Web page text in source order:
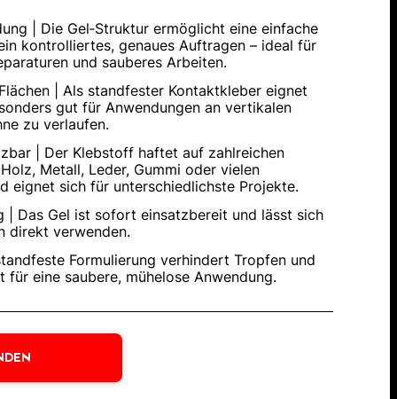
| Die Gel‑Struktur ermöglicht eine einfache
kontrolliertes, genaues Auftragen – ideal für
und sauberes Arbeiten.
| Als standfester Kontaktkleber eignet
gut für Anwendungen an vertikalen
zu verlaufen.
| Der Klebstoff haftet auf zahlreichen
Metall, Leder, Gummi oder vielen
eignet sich für unterschiedlichste Projekte.
| Das Gel ist sofort einsatzbereit und lässt sich
direkt verwenden.
Formulierung verhindert Tropfen und
für eine saubere, mühelose Anwendung.